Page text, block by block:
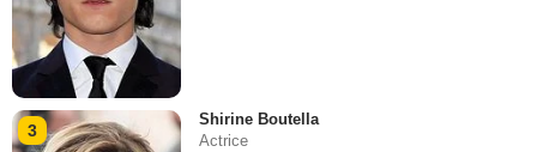
3
Shirine Boutella
Actrice